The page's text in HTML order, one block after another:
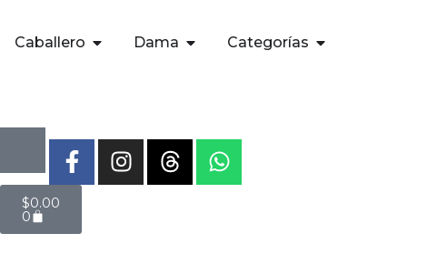
Caballero Dama Categorías
$0.00
0